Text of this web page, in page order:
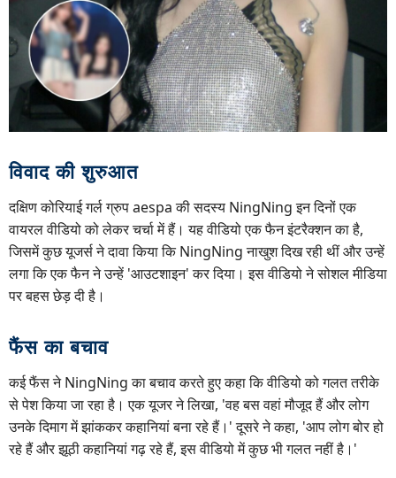
विवाद की शुरुआत
दक्षिण कोरियाई गर्ल ग्रुप aespa की सदस्य NingNing इन दिनों एक
वायरल वीडियो को लेकर चर्चा में हैं। यह वीडियो एक फैन इंटरैक्शन का है,
जिसमें कुछ यूजर्स ने दावा किया कि NingNing नाखुश दिख रही थीं और उन्हें
लगा कि एक फैन ने उन्हें 'आउटशाइन' कर दिया। इस वीडियो ने सोशल मीडिया
पर बहस छेड़ दी है।
फैंस का बचाव
कई फैंस ने NingNing का बचाव करते हुए कहा कि वीडियो को गलत तरीके
से पेश किया जा रहा है। एक यूजर ने लिखा, 'वह बस वहां मौजूद हैं और लोग
उनके दिमाग में झांककर कहानियां बना रहे हैं।' दूसरे ने कहा, 'आप लोग बोर हो
रहे हैं और झूठी कहानियां गढ़ रहे हैं, इस वीडियो में कुछ भी गलत नहीं है।'